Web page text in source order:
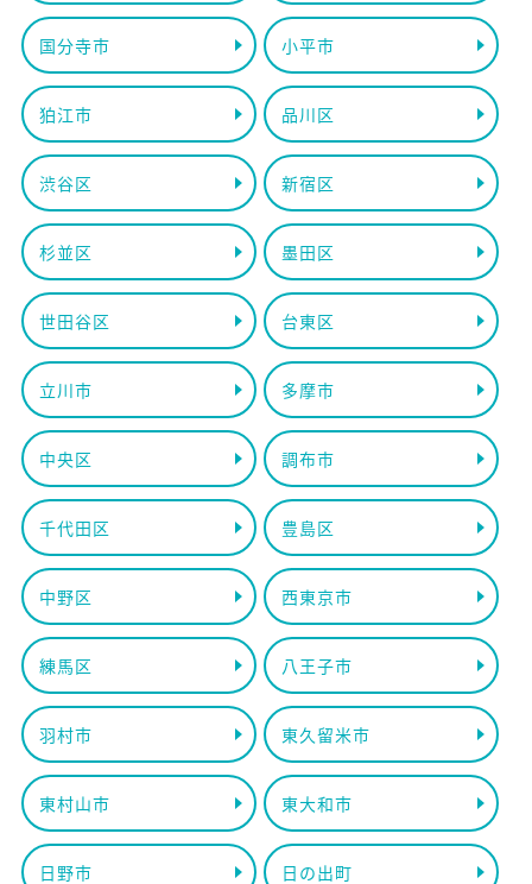
国分寺市 小平市
狛江市 品川区
渋谷区 新宿区
杉並区 墨田区
世田谷区 台東区
立川市 多摩市
中央区 調布市
千代田区 豊島区
中野区 西東京市
練馬区 八王子市
羽村市 東久留米市
東村山市 東大和市
日野市 日の出町